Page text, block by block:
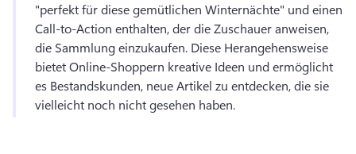
"perfekt für diese gemütlichen Winternächte" und einen
Call-to-Action enthalten, der die Zuschauer anweisen,
die Sammlung einzukaufen. Diese Herangehensweise
bietet Online-Shoppern kreative Ideen und ermöglicht
es Bestandskunden, neue Artikel zu entdecken, die sie
vielleicht noch nicht gesehen haben.